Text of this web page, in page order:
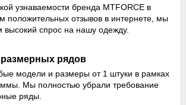
узнаваемости бренда MTFORCE в
положительных отзывов в интернете, мы
высокий спрос на нашу одежду.
размерных рядов
модели и размеры от 1 штуки в рамках
Мы полностью убрали требование
ряды.